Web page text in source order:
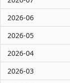
2026-06
2026-05
2026-04
2026-03